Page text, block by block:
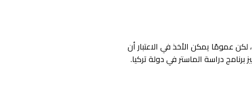
عمومًا يمكن الأخذ في الاعتبار أن
دراسة الماستر في دولة تركيا.